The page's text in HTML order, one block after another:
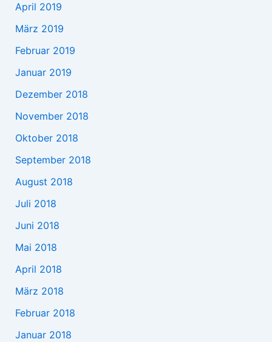
April 2019
März 2019
Februar 2019
Januar 2019
Dezember 2018
November 2018
Oktober 2018
September 2018
August 2018
Juli 2018
Juni 2018
Mai 2018
April 2018
März 2018
Februar 2018
Januar 2018